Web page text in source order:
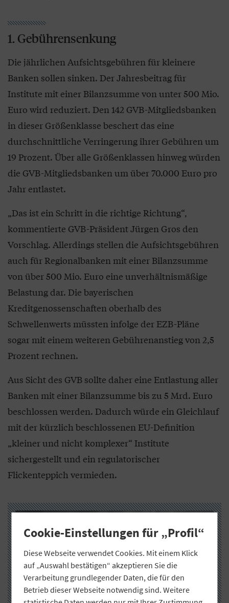
1. Gebührensenkung
Die jährlichen Aufsichtsgebühren für kleinere
Banken sollen sinken. Der Jahresbeitrag für
Institute mit einer Bilanzsumme von unter 500 Mio.
Euro wird reduziert. Den 142 GVB-Mitgliedsbanken
in dieser Größenklasse beschert das eine
durchschnittliche Verringerung ihrer Gebühren um
19 Prozent. Über alle Größenklassen hinweg würden
die GVB-Mitgliedsbanken um über 70.000 Euro pro
Jahr entlastet.
„Das ist ein Schritt in die richtige Richtung“,
kommentierte GVB-Präsident Jürgen Gros den
Vorschlag. Allerdings stellen die Aufsichtsgebühren
auch für Regionalbanken mit einer Bilanzsumme
von über 500 Mio. Euro eine unverhältnismäßige
Belastung dar. Die bayerischen
Kreditgenossenschaften oberhalb des
Schwellenwerts müssten infolge der EZB-Pläne
sogar mit einem weiteren Gebührenanstieg von 2,5
Prozent rechnen.
Aus Sicht des GVB sollte daher eine Entlastung aller
Banken mit einer Bilanzsumme bis zu 5 Mrd. Euro
beschlossen werden. Dadurch würde ein Gleichlauf
mit der kürzlich beschlossenen EU-Definition
„kleiner und nicht komplexer“ Institute
sichergestellt und ein regulatorischer
Flickenteppich vermieden.
Cookie-Einstellungen für „Profil“
Diese Webseite verwendet Cookies. Mit einem Klick
auf „Auswahl bestätigen“ akzeptieren Sie die
Verarbeitung grundlegender Daten, die für den
Betrieb dieser Webseite notwendig sind. Weitere